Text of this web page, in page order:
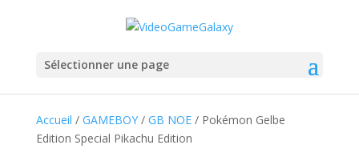
Sélectionner une page
Accueil / GAMEBOY/ GB NOE/ Pokémon Gelbe
Edition Special Pikachu Edition